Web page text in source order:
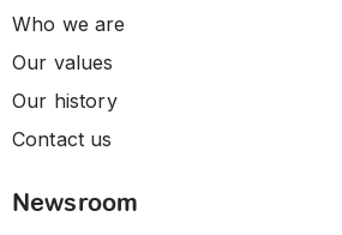
Who we are
Our values
Our history
Contact us
Newsroom